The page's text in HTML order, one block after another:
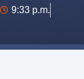
9:33 p.m.